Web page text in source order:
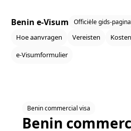
Benin e‑Visum Officiële
Hoe aanvragen Vereisten Kosten
e‑Visumformulier
Benin commercial visa
Benin